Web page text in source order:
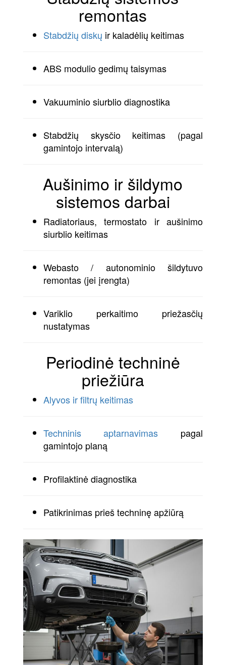
remontas
Stabdžių diskų ir kaladėlių keitimas
ABS modulio gedimų taisymas
Vakuuminio siurblio diagnostika
Stabdžių skysčio keitimas (pagal
gamintojo intervalą)
Aušinimo ir šildymo
sistemos darbai
Radiatoriaus, termostato ir aušinimo
siurblio keitimas
Webasto / autonominio šildytuvo
remontas (jei įrengta)
Variklio perkaitimo priežasčių
nustatymas
Periodinė techninė
priežiūra
Alyvos ir filtrų keitimas
Techninis aptarnavimas pagal
gamintojo planą
Profilaktinė diagnostika
Patikrinimas prieš techninę apžiūrą